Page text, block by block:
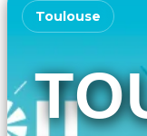
Toulouse